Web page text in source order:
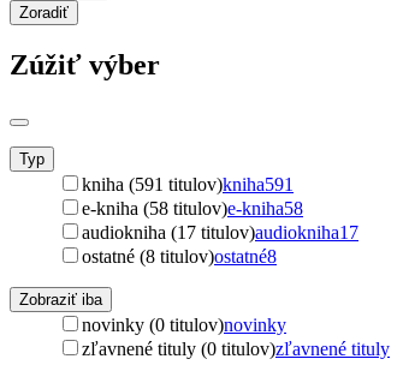
Zoradiť
Zúžiť výber
Typ
kniha (591 titulov)kniha591
e-kniha (58 titulov)e-kniha58
audiokniha (17 titulov)audiokniha17
ostatné (8 titulov)ostatné8
Zobraziť iba
novinky (0 titulov)novinky
zľavnené tituly (0 titulov)zľavnené tituly